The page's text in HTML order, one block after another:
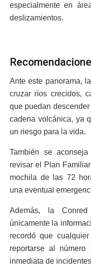
especialmente en
deslizamientos.
Ante este panorama,
cruzar ríos crecidos,
que puedan
cadena volcánica, ya
un riesgo para la vida.
También se
revisar el Plan
mochila de las 72
una eventual
Además, la
únicamente la
recordó que
reportarse al
inmediata de